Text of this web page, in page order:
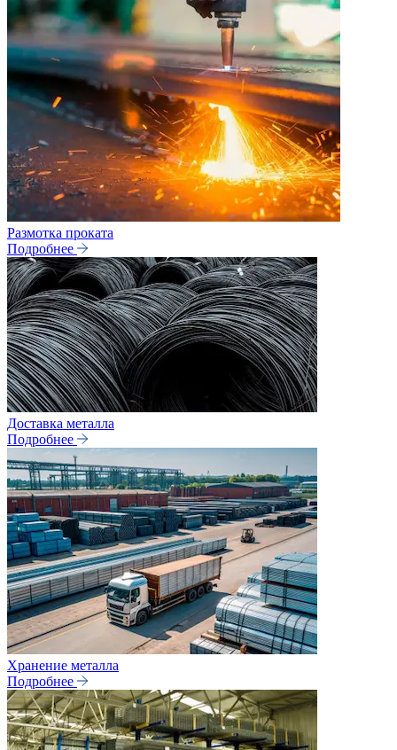
Размотка проката
Подробнее
Доставка металла
Подробнее
Хранение металла
Подробнее